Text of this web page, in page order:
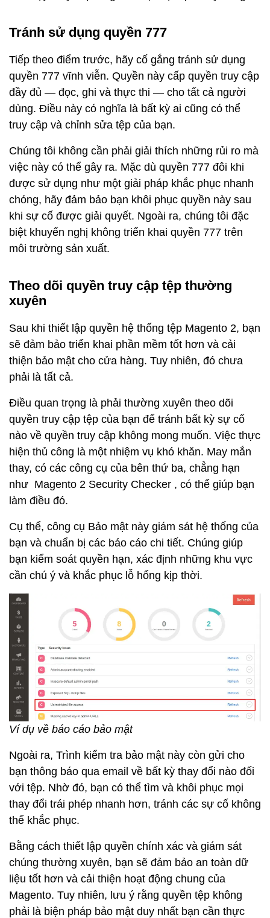
Tránh sử dụng quyền 777
Tiếp theo điểm trước, hãy cố gắng tránh sử dụng
quyền 777 vĩnh viễn. Quyền này cấp quyền truy cập
đầy đủ — đọc, ghi và thực thi — cho tất cả người
dùng. Điều này có nghĩa là bất kỳ ai cũng có thể
truy cập và chỉnh sửa tệp của bạn.
Chúng tôi không cần phải giải thích những rủi ro mà
việc này có thể gây ra. Mặc dù quyền 777 đôi khi
được sử dụng như một giải pháp khắc phục nhanh
chóng, hãy đảm bảo bạn khôi phục quyền này sau
khi sự cố được giải quyết. Ngoài ra, chúng tôi đặc
biệt khuyến nghị không triển khai quyền 777 trên
môi trường sản xuất.
Theo dõi quyền truy cập tệp thường
xuyên
Sau khi thiết lập quyền hệ thống tệp Magento 2, bạn
sẽ đảm bảo triển khai phần mềm tốt hơn và cải
thiện bảo mật cho cửa hàng. Tuy nhiên, đó chưa
phải là tất cả.
Điều quan trọng là phải thường xuyên theo dõi
quyền truy cập tệp của bạn để tránh bất kỳ sự cố
nào về quyền truy cập không mong muốn. Việc thực
hiện thủ công là một nhiệm vụ khó khăn. May mắn
thay, có các công cụ của bên thứ ba, chẳng hạn
như Magento 2 Security Checker , có thể giúp bạn
làm điều đó.
Cụ thể, công cụ Bảo mật này giám sát hệ thống của
bạn và chuẩn bị các báo cáo chi tiết. Chúng giúp
bạn kiểm soát quyền hạn, xác định những khu vực
cần chú ý và khắc phục lỗ hổng kịp thời.
Ví dụ về báo cáo bảo mật
Ngoài ra, Trình kiểm tra bảo mật này còn gửi cho
bạn thông báo qua email về bất kỳ thay đổi nào đối
với tệp. Nhờ đó, bạn có thể tìm và khôi phục mọi
thay đổi trái phép nhanh hơn, tránh các sự cố không
thể khắc phục.
Bằng cách thiết lập quyền chính xác và giám sát
chúng thường xuyên, bạn sẽ đảm bảo an toàn dữ
liệu tốt hơn và cải thiện hoạt động chung của
Magento. Tuy nhiên, lưu ý rằng quyền tệp không
phải là biện pháp bảo mật duy nhất bạn cần thực